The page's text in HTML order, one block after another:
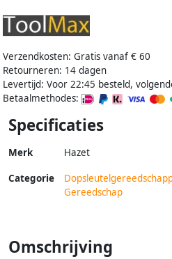
Verzendkosten: Gratis vanaf € 60
Retourneren: 14 dagen
Levertijd: Voor 22:45 besteld,
Betaalmethodes:
Specificaties
Merk Hazet
Categorie
Gereedschap
Omschrijving